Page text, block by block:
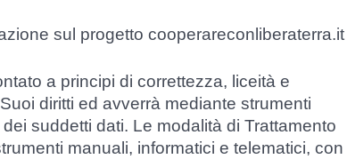
sul progetto cooperareconliberaterra.it
a principi di correttezza, liceità e
diritti ed avverrà mediante strumenti
suddetti dati. Le modalità di Trattamento
manuali, informatici e telematici, con